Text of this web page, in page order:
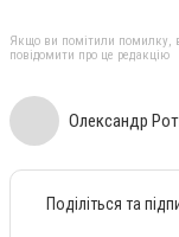
Якщо ви помітили помилку,
повідомити про це редакцію
Олександр
Поділіться та